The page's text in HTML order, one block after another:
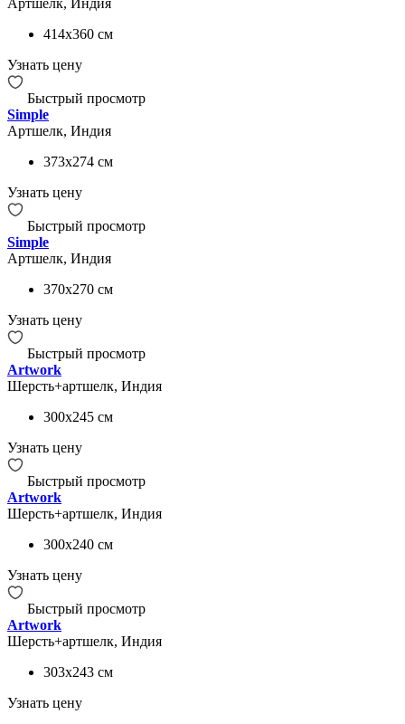
414x360 см
Узнать цену
Быстрый просмотр
Simple
Артшелк, Индия
373x274 см
Узнать цену
Быстрый просмотр
Simple
Артшелк, Индия
370x270 см
Узнать цену
Быстрый просмотр
Artwork
Шерсть+артшелк, Индия
300x245 см
Узнать цену
Быстрый просмотр
Artwork
Шерсть+артшелк, Индия
300x240 см
Узнать цену
Быстрый просмотр
Artwork
Шерсть+артшелк, Индия
303x243 см
Узнать цену